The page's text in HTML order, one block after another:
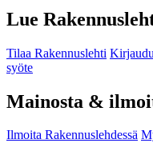
Lue
Tilaa Rakennuslehti
syöte
Mainosta &
Ilmoita Rakennuslehdessä